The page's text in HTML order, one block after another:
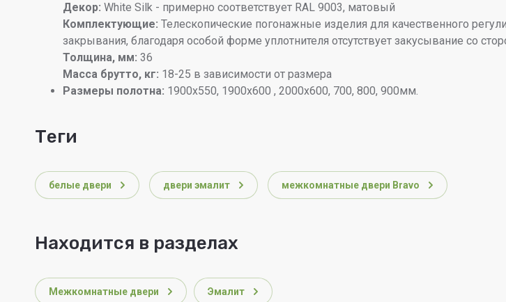
Декор: White Silk - примерно соответствует RAL 9003, матовый
Комплектующие: Телескопические погонажные изделия для качественного
закрывания, благодаря особой форме уплотнителя отсутствует закусывание со
Толщина, мм: 36
Масса брутто, кг: 18-25 в зависимости от размера
Размеры полотна: 1900х550, 1900х600 , 2000х600, 700, 800, 900мм.
теги
белые двери двери эмалит межкомнатные двери Bravo
Находится в разделах
Межкомнатные двери Эмалит